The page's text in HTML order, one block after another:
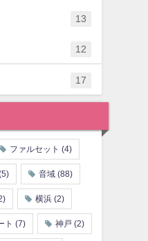
13
12
17
ファルセット (4)
音域(88)
横浜(2)
ト (7) 神戸 (2)